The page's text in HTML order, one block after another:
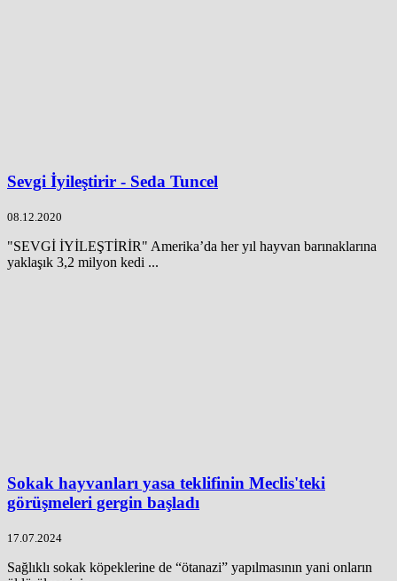
Sevgi İyileştirir - Seda Tuncel
08.12.2020
"SEVGİ İYİLEŞTİRİR" Amerika’da her yıl hayvan barınaklarına
yaklaşık 3,2 milyon kedi ...
Sokak hayvanları yasa teklifinin Meclis'teki
görüşmeleri gergin başladı
17.07.2024
Sağlıklı sokak köpeklerine de “ötanazi” yapılmasının yani onların